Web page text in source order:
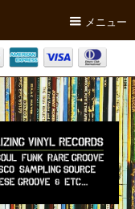
メニュー